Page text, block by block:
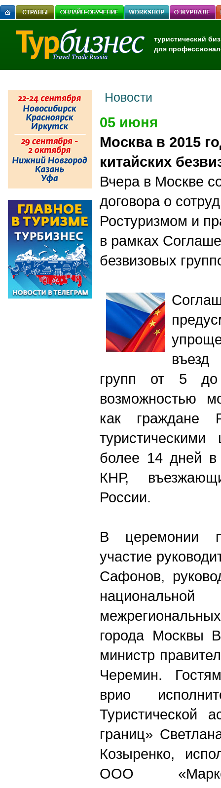
туристический
для
Новости
05 июня
Москва в 2015
китайских
Вчера в Москве
договора о
Ростуризмом и
в рамках
безвизовых
въезд
групп от 5
возможностью
как
более 14 дней
КНР,
России.
В церемонии
участие
Сафонов,
города Москвы
министр
Черемин.
врио
Туристической
границ»
Козыренко,
ООО